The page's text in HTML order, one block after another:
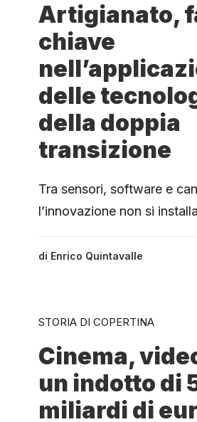
Artigianato,
chiave
delle
della doppia
transizione
Tra sensori, software e
l’innovazione non si
di Enrico Quintavalle
STORIA DI COPERTINA
Cinema,
un indotto di
miliardi di